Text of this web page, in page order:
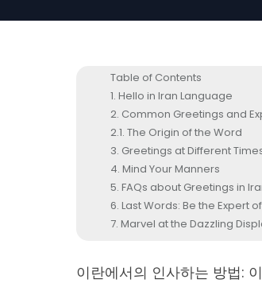
Table of Contents
Hello in Iran Language
Common Greetings and
The Origin of the Word
Greetings at Different
Mind Your Manners
FAQs about Greetings in
Last Words: Be the Expert
Marvel at the Dazzling
이란에서의 인사하는 방법: